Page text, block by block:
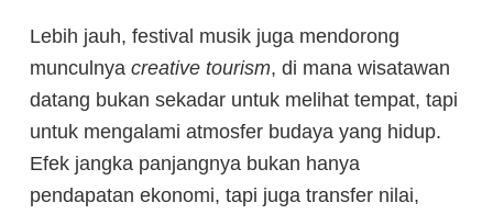
Lebih jauh, festival musik juga mendorong
munculnya creative tourism, di mana wisatawan
datang bukan sekadar untuk melihat tempat, tapi
untuk mengalami atmosfer budaya yang hidup.
Efek jangka panjangnya bukan hanya
pendapatan ekonomi, tapi juga transfer nilai,